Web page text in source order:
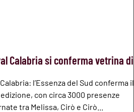
Calabria si conferma vetrina di
l’Essenza del Sud conferma il
con circa 3000 presenze
tra Melissa, Cirò e Cirò...